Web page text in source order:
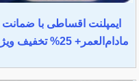
ایمپلنت اقساطی با ضمانت
مادام‌العمر+ 25% تخفیف ویژه